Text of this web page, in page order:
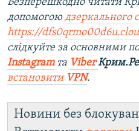
Безперешкодно читати
допомогою дзеркального
https://
слідкуйте за основними
Instagramта Viber
встановити VPN.
Новини без